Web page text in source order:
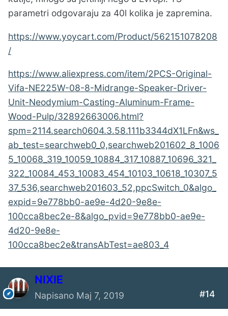
parametri odgovaraju za 40l kolika je zapremina.
https://www.yoycart.com/Product/562151078208
/
https://www.aliexpress.com/item/2PCS-Original-
Vifa-NE225W-08-8-Midrange-Speaker-Driver-
Unit-Neodymium-Casting-Aluminum-Frame-
Wood-Pulp/32892663006.html?
spm=2114.search0604.3.58.111b3344dX1LFn&ws_
ab_test=searchweb0_0,searchweb201602_8_1006
5_10068_319_10059_10884_317_10887_10696_321_
322_10084_453_10083_454_10103_10618_10307_5
37_536,searchweb201603_52,ppcSwitch_0&algo_
expid=9e778bb0-ae9e-4d20-9e8e-
100cca8bec2e-8&algo_pvid=9e778bb0-ae9e-
4d20-9e8e-
100cca8bec2e&transAbTest=ae803_4
NIXIE
Napisano Maj 7, 2019 #14